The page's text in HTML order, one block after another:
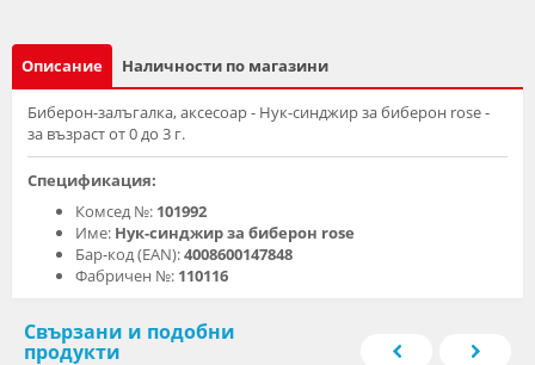
Описание Наличности по магазини
Биберон-залъгалка, аксесоар - Нук-синджир за биберон rose -
за възраст от 0 до 3 г.
Спецификация:
Комсед №: 101992
Име: Нук-синджир за биберон rose
Бар-код (EAN):4008600147848
Фабричен №: 110116
Свързани и подобни
продукти